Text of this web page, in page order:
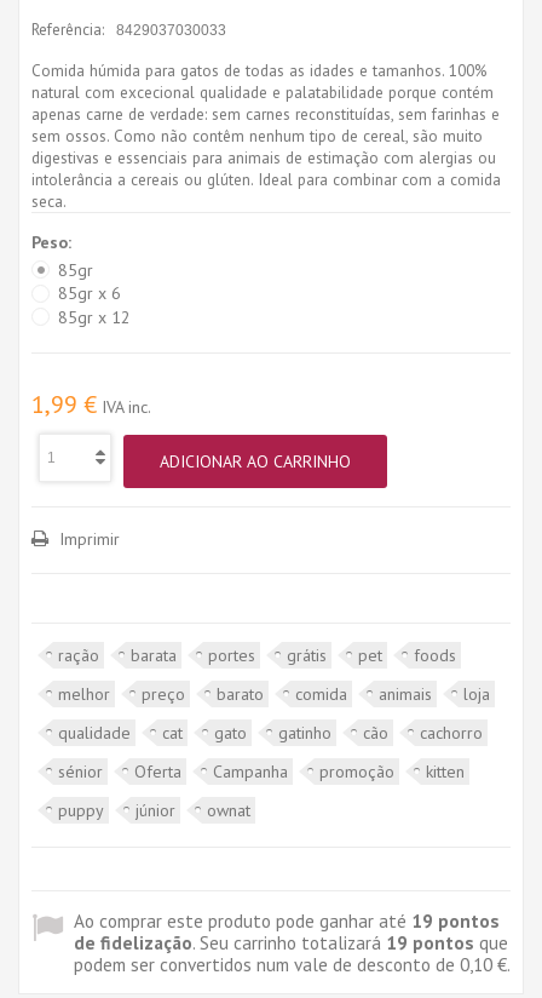
Referência: 8429037030033
Comida húmida para gatos de todas as idades e tamanhos. 100%
natural com excecional qualidade e palatabilidade porque contém
apenas carne de verdade: sem carnes reconstituídas, sem farinhas e
sem ossos. Como não contêm nenhum tipo de cereal, são muito
digestivas e essenciais para animais de estimação com alergias ou
intolerância a cereais ou glúten. Ideal para combinar com a comida
seca.
Peso:
85gr
85gr x 6
85gr x 12
1,99 € IVA inc.
ADICIONAR AO CARRINHO
Imprimir
ração barata portes grátis pet
foods
melhor
preço barato comida animais
loja
qualidade
cat gato gatinho cão
cachorro
sénior
Oferta Campanha promoção
kitten
puppy
júnior ownat
Ao comprar este produto pode ganhar até 19 pontos
de fidelização. Seu carrinho totalizará 19 pontos que
podem ser convertidos num vale de desconto de 0,10 €.